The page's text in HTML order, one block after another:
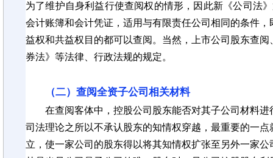
为了维护自身利益行使查阅权的情形，因此新《公司法
会计账簿和会计凭证，适用与有限责任公司相同的条件
益权和共益权目的都可以查阅。当然，上市公司股东查
券法》等法律、行政法规的规定。
（二）查阅全资子公司相关材料
在查阅客体中，控股公司股东能否对其子公司 材料进
司法理论之所以不承认股东的知情权穿越，最重要的一
立，使一家公司的股东得以将其知情权扩张至另外一家